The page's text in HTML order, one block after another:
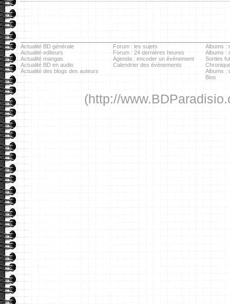
Actualité BD générale
Actualité editeurs
Actualité mangas
Actualité BD en audio
Actualité des blogs des auteurs
Forum : les sujets
Forum : 24 dernières heures
Agenda : encoder un évènement
Calendrier des évènements
Albums :
Albums :
Sorties
Albums :
Bios
(http://